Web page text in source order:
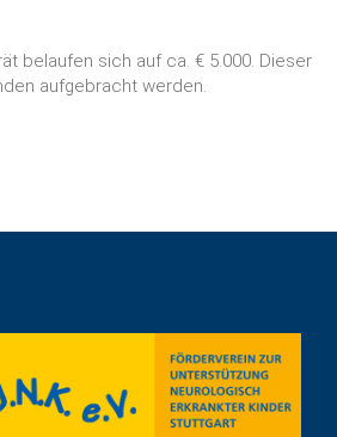
belaufen sich auf ca. € 5.000. Dieser
aufgebracht werden.